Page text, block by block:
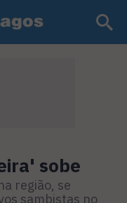
sobe
região, se
sambistas no